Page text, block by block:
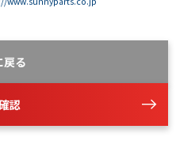
戻る
認